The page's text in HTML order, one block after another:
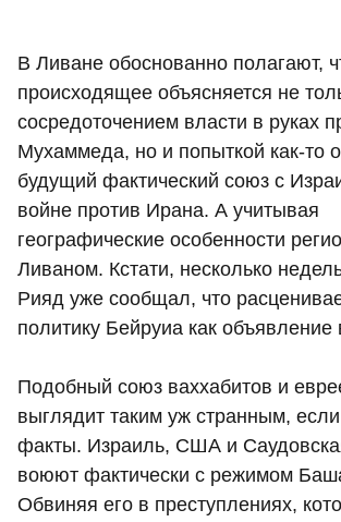
В Ливане обоснованно полагают,
происходящее объясняется не
сосредоточением власти в руках
Мухаммеда, но и попыткой как-то
будущий фактический союз с
войне против Ирана. А учитывая
географические особенности
Ливаном. Кстати, несколько
Рияд уже сообщал, что
политику Бейруиа как объявление
Подобный союз ваххабитов и
выглядит таким уж странным,
факты. Израиль, США и
воюют фактически с режимом
Обвиняя его в преступлениях,